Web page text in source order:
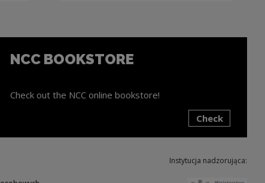
NCC BOOKSTORE
Check out the NCC online bookstore!
Check
Instytucja nadzorująca: